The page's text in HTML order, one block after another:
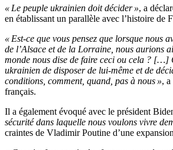
« Le peuple ukrainien doit décider », a
en établissant un parallèle avec l’histoire de
« Est-ce que vous pensez que lorsque nous
de l’Alsace et de la Lorraine, nous aurions
monde nous dise de faire ceci ou cela ? […]
ukrainien de disposer de lui-même et de
conditions, comment, quand, pas à nous »,
français.
Il a également évoqué avec le président
sécurité dans laquelle nous voulons vivre
craintes de Vladimir Poutine d’une